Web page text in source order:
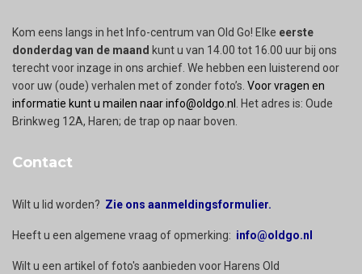
Kom eens langs in het Info-centrum van Old Go! Elke eerste
donderdag van de maand kunt u van 14.00 tot 16.00 uur bij ons
terecht voor inzage in ons archief. We hebben een luisterend oor
voor uw (oude) verhalen met of zonder foto’s. Voor vragen en
informatie kunt u mailen naar info@oldgo.nl
. Het adres is: Oude
Brinkweg 12A, Haren; de trap op naar boven.
Contact
Wilt u lid worden? Zie ons aanmeldingsformulier.
Heeft u een algemene vraag of opmerking: info@oldgo.nl
Wilt u een artikel of foto's aanbieden voor Harens Old